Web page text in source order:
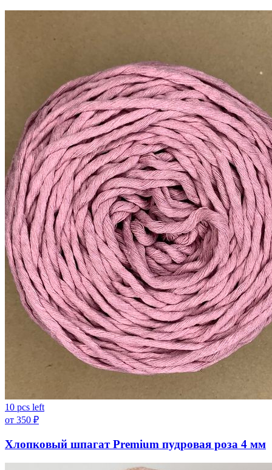
10 pcs left
от 350 ₽
Хлопковый шпагат Premium пудровая роза 4 мм